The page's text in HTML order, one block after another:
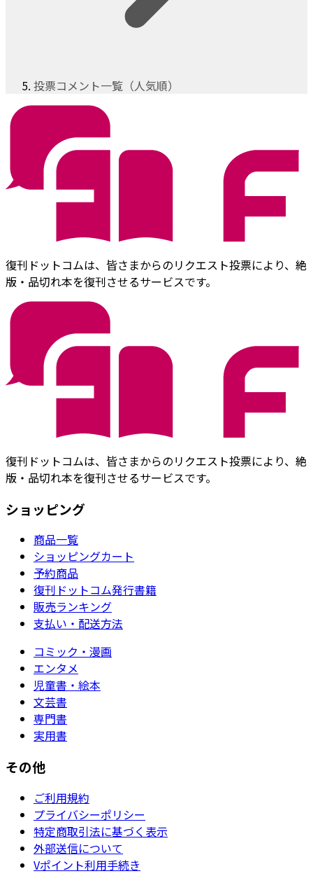
投票コメント一覧（人気順）
復刊ドットコムは、皆さまからのリクエスト投票により、絶
版・品切れ本を復刊させるサービスです。
復刊ドットコムは、皆さまからのリクエスト投票により、絶
版・品切れ本を復刊させるサービスです。
ショッピング
商品一覧
ショッピングカート
予約商品
復刊ドットコム発行書籍
販売ランキング
支払い・配送方法
コミック・漫画
エンタメ
児童書・絵本
文芸書
専門書
実用書
その他
ご利用規約
プライバシーポリシー
特定商取引法に基づく表示
外部送信について
Vポイント利用手続き